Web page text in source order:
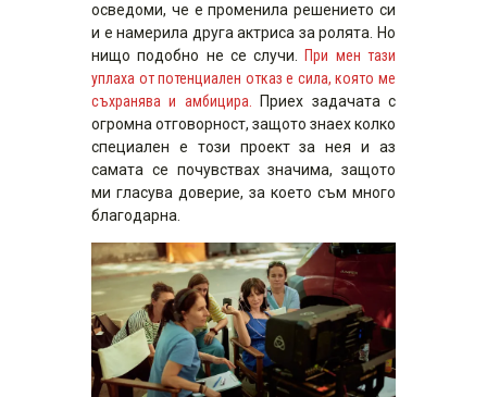
осведоми, че е променила решението си
и е намерила друга актриса за ролята. Но
нищо подобно не се случи. При мен тази
уплаха от потенциален отказ е сила, която ме
съхранява и амбицира.
Приех задачата с
огромна отговорност, защото знаех колко
специален е този проект за нея и аз
самата се почувствах значима, защото
ми гласува доверие, за което съм много
благодарна.